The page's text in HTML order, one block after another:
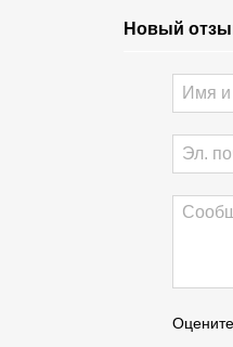
Новый